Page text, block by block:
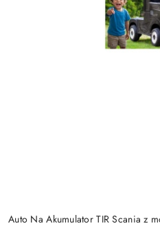
Auto Na Akumulator TIR Scania z